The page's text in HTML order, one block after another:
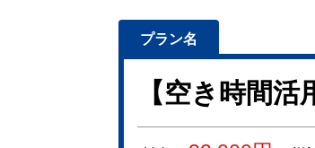
【空き時間